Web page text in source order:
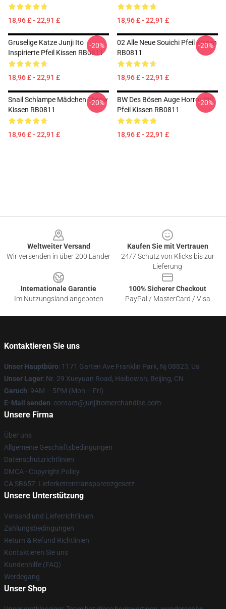
18,96 £ - 22,91 £ 18,96 £ - 22,91 £
Gruselige Katze Junji Ito
Inspirierte Pfeil Kissen RB0811
18,96 £ - 22,91 £
-20%
02 Alle Neue Souichi Pfeil Kissen
RB0811
18,96 £ - 22,91 £
-20%
Snail Schlampe Mädchen Throw
Kissen RB0811
18,96 £ - 22,91 £
-20%
BW Des Bösen Auge Horror Stil
Pfeil Kissen RB0811
18,96 £ - 22,91 £
-20%
Weltweiter Versand
Wir versenden in über 200 Länder
Kaufen Sie mit Vertrauen
24/7 Schutz von Klicks bis zur
Lieferung
Internationale Garantie
Im Nutzungsland angeboten
100% Sicherer Checkout
PayPal / MasterCard / Visa
Kontaktieren Sie uns
Unser Hauptbüro: 1171 Garten Ave Franklin Park, Nj 08823, Us
Unser Lager: Nr. 29 Xueyuan Road, Haibowan, Beijing, CN
Geruch: 9AM – 5PM (Mon – Fri)
E-Mail senden: contact@junjiitomerchandise.com
Unsere Firma
Über uns
Allgemeine Geschäftsbedingungen
Datenschutzrichtlinien
DMCA - Copyright Policy
CA SB657: Lieferkettentransparenzgesetz
Unsere Unterstützung
Versand und Lieferrichtlinien
Zahlungsbedingungen
Return & Refund Richtlinien
Kontaktieren Sie uns
Kundenhilfe (FAQ)
Werdegang
Unser Shop